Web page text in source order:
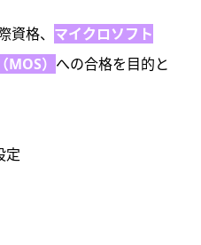
資格、 マイクロソフト
） への合格を目的と
定